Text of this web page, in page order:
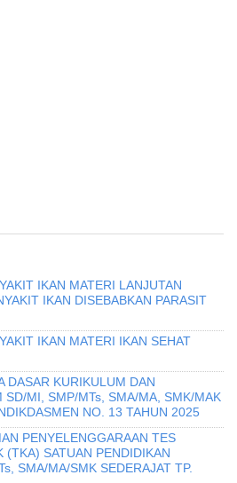
IKAN MATERI LANJUTAN
IKAN DISEBABKAN PARASIT
IKAN MATERI IKAN SEHAT
DASAR KURIKULUM DAN
SD/MI, SMP/MTs, SMA/MA, SMK/MAK
NO. 13 TAHUN 2025
PENYELENGGARAAN TES
(TKA) SATUAN PENDIDIKAN
SMA/MA/SMK SEDERAJAT TP.